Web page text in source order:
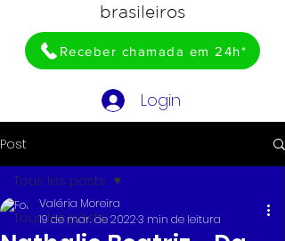
brasileiros
Login
Receber chamada em 24h*
Post
Tous les posts
Tous les posts
Valéria Moreira
19 de mar. de 20223 min de leitura